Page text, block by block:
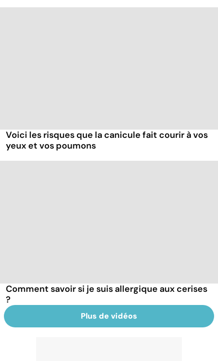
Voici les risques que la canicule fait courir à vos
yeux et vos poumons
Comment savoir si je suis allergique aux cerises
?
Plus de vidéos